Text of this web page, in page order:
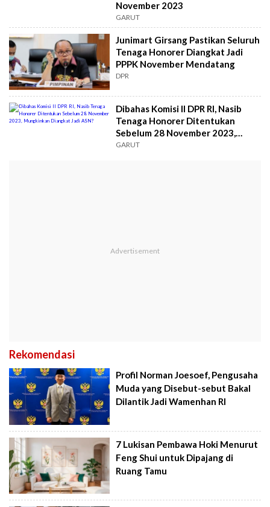
November 2023
GARUT
Junimart Girsang Pastikan Seluruh
Tenaga Honorer Diangkat Jadi
PPPK November Mendatang
DPR
Dibahas Komisi II DPR RI, Nasib
Tenaga Honorer Ditentukan
Sebelum 28 November 2023,
Mungkinkan Diangkat Jadi ASN?
GARUT
Rekomendasi
Profil Norman Joesoef, Pengusaha
Muda yang Disebut-sebut Bakal
Dilantik Jadi Wamenhan RI
7 Lukisan Pembawa Hoki Menurut
Feng Shui untuk Dipajang di
Ruang Tamu